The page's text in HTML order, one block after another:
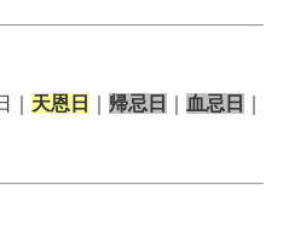
｜ 天恩日 帰忌日 血忌日